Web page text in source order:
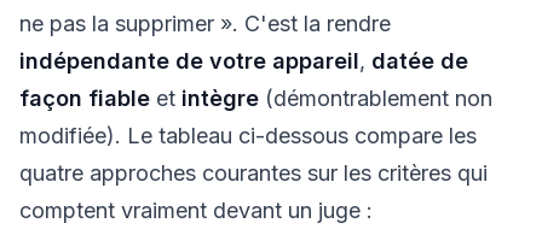
ne pas la supprimer ». C'est la rendre
indépendante de votre appareil, datée de
façon fiable et intègre (démontrablement non
modifiée). Le tableau ci-dessous compare les
quatre approches courantes sur les critères qui
comptent vraiment devant un juge :